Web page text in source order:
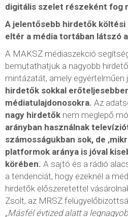
digitális szelet részeként fog
A jelentősebb hirdetők
eltér a média tortában látszó
A MAKSZ médiaszekció
bemutathatjuk a nagyobb
mintázatát, amely egyértelműen
hirdetők sokkal
médiatulajdonosokra. Az
nagy hirdetők nem meglepő
arányban használnak
számosságukban sok, de
platformok aránya is jóval
körében. A sajtó és a rádió
a tendenciát, hogy ezeknél a
hirdetők előszeretettel
Zsolt, az MRSZ
„Másfél évtized alatt a